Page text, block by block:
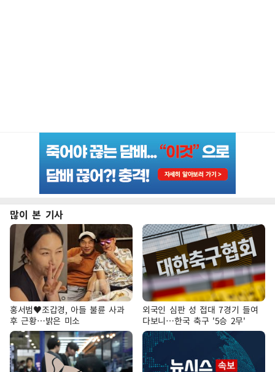
많이 본 기사
홍서범♥조갑경, 아들 불륜 사과
후 근황…밝은 미소
외국인 심판 성 접대 7경기 들여
다보니…한국 축구 '5승 2무'